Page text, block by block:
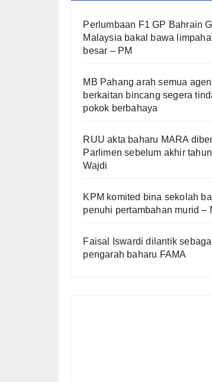
Perlumbaan F1 GP Bahrain
Malaysia bakal bawa
besar – PM
MB Pahang arah semua
berkaitan bincang segera
pokok berbahaya
RUU akta baharu MARA
Parlimen sebelum akhir
Wajdi
KPM komited bina sekolah
penuhi pertambahan murid –
Faisal Iswardi dilantik
pengarah baharu FAMA